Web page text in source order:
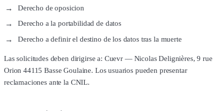
Derecho de oposicion
Derecho a la portabilidad de datos
Derecho a definir el destino de los datos tras la muerte
Las solicitudes deben dirigirse a: Cuevr — Nicolas Delignières, 9 rue
Orion 44115 Basse Goulaine. Los usuarios pueden presentar
reclamaciones ante la CNIL.